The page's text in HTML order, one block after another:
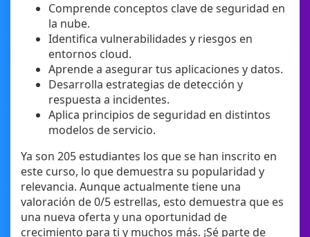
Comprende conceptos clave de seguridad en
la nube.
Identifica vulnerabilidades y riesgos en
entornos cloud.
Aprende a asegurar tus aplicaciones y datos.
Desarrolla estrategias de detección y
respuesta a incidentes.
Aplica principios de seguridad en distintos
modelos de servicio.
Ya son 205 estudiantes los que se han inscrito en
este curso, lo que demuestra su popularidad y
relevancia. Aunque actualmente tiene una
valoración de 0/5 estrellas, esto demuestra que es
una nueva oferta y una oportunidad de
crecimiento para ti y muchos más. ¡Sé parte de